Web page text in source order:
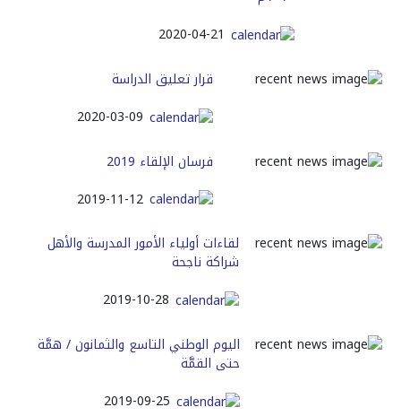
2020-04-21
قرار تعليق الدراسة
2020-03-09
فرسان الإلقاء 2019
2019-11-12
لقاءات أولياء الأمور المدرسة والأهل
شراكة ناجحة
2019-10-28
اليوم الوطني التاسع والثمانون / همَّة
حتى القمَّة
2019-09-25